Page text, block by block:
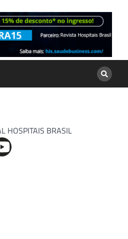
HOSPITAIS BRASIL